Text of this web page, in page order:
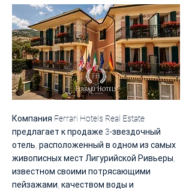
Компания Ferrari Hotels Real Estate
предлагает к продаже 3-звездочный
отель, расположенный в одном из самых
живописных мест Лигурийской Ривьеры,
известном своими потрясающими
пейзажами, качеством воды и